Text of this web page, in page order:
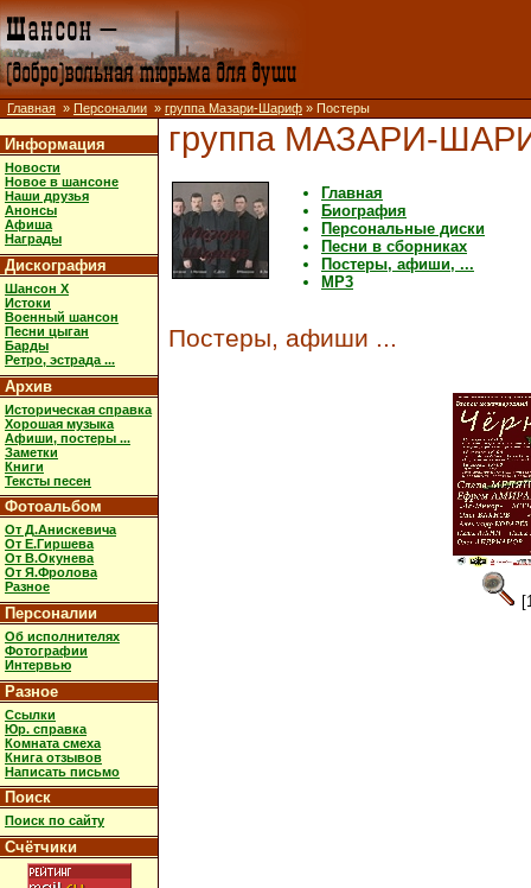
Главная » Персоналии » группа Мазари-Шариф » Постеры
Информация
Новости
Новое в шансоне
Наши друзья
Анонсы
Афиша
Награды
Дискография
Шансон X
Истоки
Военный шансон
Песни цыган
Барды
Ретро, эстрада ...
Архив
Историческая справка
Хорошая музыка
Афиши, постеры ...
Заметки
Книги
Тексты песен
Фотоальбом
От Д.Анискевича
От Е.Гиршева
От В.Окунева
От Я.Фролова
Разное
Персоналии
Об исполнителях
Фотографии
Интервью
Разное
Ссылки
Юр. справка
Комната смеха
Книга отзывов
Написать письмо
Поиск
Поиск по сайту
Счётчики
группа МАЗАРИ-
Главная
Биография
Персональные диски
Песни в сборниках
Постеры, афиши, ...
MP3
Постеры, афиши ...